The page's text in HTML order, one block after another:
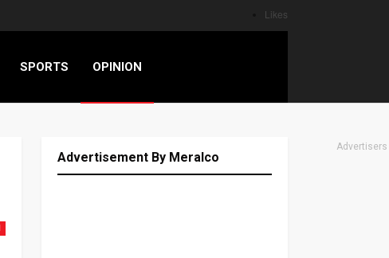
Likes
SPORTS OPINION
Advertisers
Advertisement By Meralco